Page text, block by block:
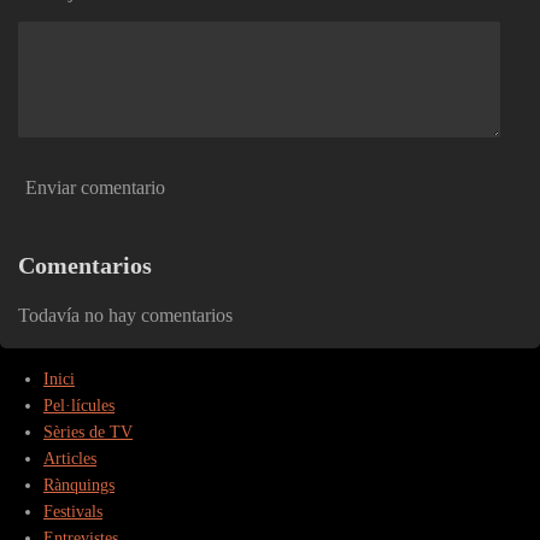
Enviar comentario
Comentarios
Todavía no hay comentarios
Inici
Pel·lícules
Sèries de TV
Articles
Rànquings
Festivals